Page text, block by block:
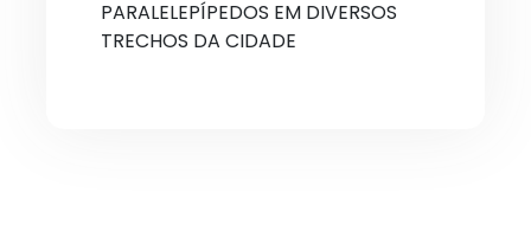
PARALELEPÍPEDOS EM DIVERSOS
TRECHOS DA CIDADE